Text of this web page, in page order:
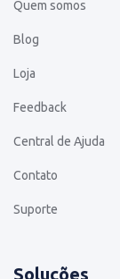
Quem somos
Blog
Loja
Feedback
Central de Ajuda
Contato
Suporte
Soluções